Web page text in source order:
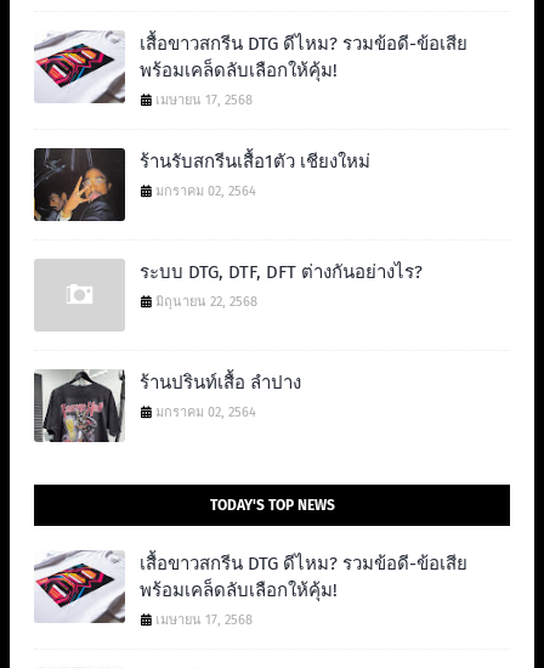
เสื้อขาวสกรีน DTG ดีไหม? รวมข้อดี-ข้อเสีย
พร้อมเคล็ดลับเลือกให้คุ้ม!
เมษายน 17, 2568
ร้านรับสกรีนเสื้อ1ตัว เชียงใหม่
มกราคม 02, 2564
ระบบ DTG, DTF, DFT ต่างกันอย่างไร?
มิถุนายน 22, 2568
ร้านปรินท์เสื้อ ลำปาง
มกราคม 02, 2564
TODAY'S TOP NEWS
เสื้อขาวสกรีน DTG ดีไหม? รวมข้อดี-ข้อเสีย
พร้อมเคล็ดลับเลือกให้คุ้ม!
เมษายน 17, 2568